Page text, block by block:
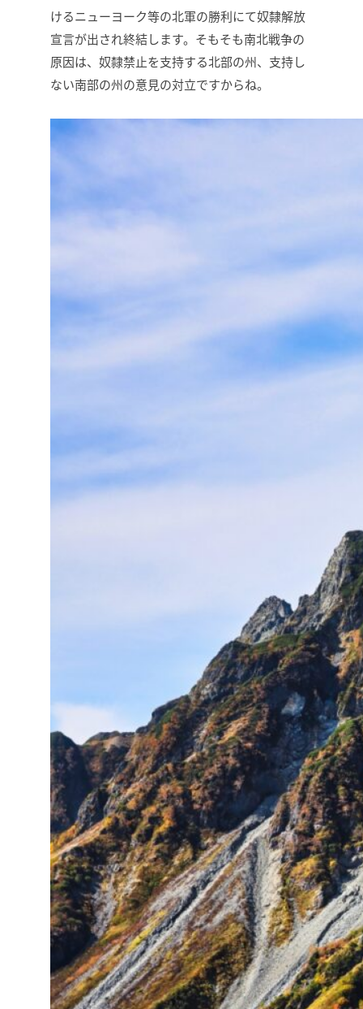
けるニューヨーク等の北軍の勝利にて奴隸解放
宣言が出され終結します。そもそも南北戦争の
原因は、奴隸禁止を支持する北部の州、支持し
ない南部の州の意見の対立ですからね。